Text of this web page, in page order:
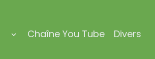
Chaîne You Tube Divers